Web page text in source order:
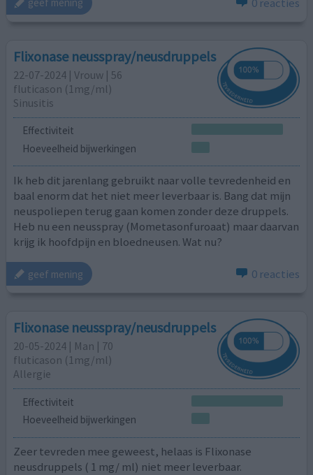
Flixonase neusspray/neusdruppels
22-07-2024 | Vrouw | 56
fluticason (1mg/ml)
Sinusitis
Effectiviteit
Hoeveelheid bijwerkingen
Ik heb dit jarenlang gebruikt naar volle tevredenheid en
baal enorm dat het niet meer leverbaar is. Bang dat mijn
neuspoliepen terug gaan komen zonder deze druppels.
Heb nu een neusspray (Mometasonfuroaat) maar daarvan
krijg ik hoofdpijn en bloedneusen. Wat nu?
geef mening 0 reacties
Flixonase neusspray/neusdruppels
20-05-2024 | Man | 70
fluticason (1mg/ml)
Allergie
Effectiviteit
Hoeveelheid bijwerkingen
Zeer tevreden mee geweest, helaas is Flixonase
neusdruppels ( 1 mg/ ml) niet meer leverbaar.